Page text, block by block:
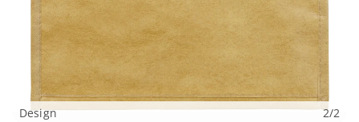
Design 2/2